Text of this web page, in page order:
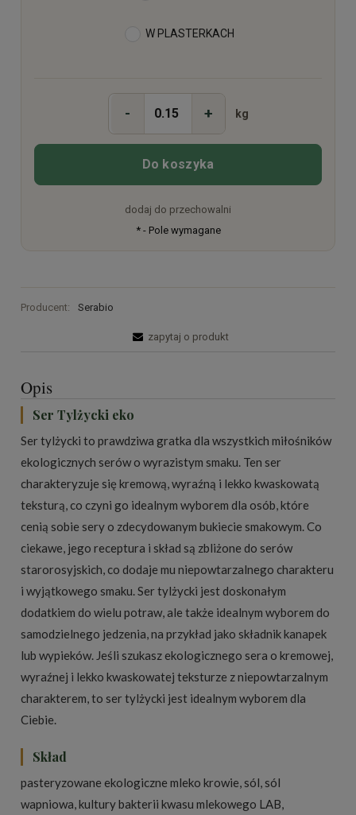
W PLASTERKACH
- + kg
Do koszyka
dodaj do przechowalni
*- Pole wymagane
Producent: Serabio
zapytaj o produkt
Opis
Ser Tylżycki eko
Ser tylżycki to prawdziwa gratka dla wszystkich miłośników
ekologicznych serów o wyrazistym smaku. Ten ser
charakteryzuje się kremową, wyraźną i lekko kwaskowatą
teksturą, co czyni go idealnym wyborem dla osób, które
cenią sobie sery o zdecydowanym bukiecie smakowym. Co
ciekawe, jego receptura i skład są zbliżone do serów
starorosyjskich, co dodaje mu niepowtarzalnego charakteru
i wyjątkowego smaku. Ser tylżycki jest doskonałym
dodatkiem do wielu potraw, ale także idealnym wyborem do
samodzielnego jedzenia, na przykład jako składnik kanapek
lub wypieków. Jeśli szukasz ekologicznego sera o kremowej,
wyraźnej i lekko kwaskowatej teksturze z niepowtarzalnym
charakterem, to ser tylżycki jest idealnym wyborem dla
Ciebie.
Skład
pasteryzowane ekologiczne mleko krowie, sól, sól
wapniowa, kultury bakterii kwasu mlekowego LAB,